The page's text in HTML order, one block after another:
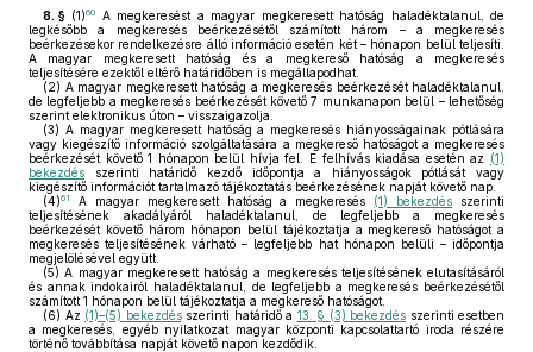
8. § (1)60
A megkeresést a magyar megkeresett hatóság haladéktalanul, de
legkésőbb a megkeresés beérkezésétől számított három – a megkeresés
beérkezésekor rendelkezésre álló információ esetén két – hónapon belül teljesíti.
A magyar megkeresett hatóság és a megkereső hatóság a megkeresés
teljesítésére ezektől eltérő határidőben is megállapodhat.
(2) A magyar megkeresett hatóság a megkeresés beérkezését haladéktalanul,
de legfeljebb a megkeresés beérkezését követő 7 munkanapon belül – lehetőség
szerint elektronikus úton – visszaigazolja.
(3) A magyar megkeresett hatóság a megkeresés hiányosságainak pótlására
vagy kiegészítő információ szolgáltatására a megkereső hatóságot a megkeresés
beérkezését követő 1 hónapon belül hívja fel. E felhívás kiadása esetén az (1)
bekezdés szerinti határidő kezdő időpontja a hiányosságok pótlását vagy
kiegészítő információt tartalmazó tájékoztatás beérkezésének napját követő nap.
(4)61 A magyar megkeresett hatóság a megkeresés (1) bekezdés szerinti
teljesítésének akadályáról haladéktalanul, de legfeljebb a megkeresés
beérkezését követő három hónapon belül tájékoztatja a megkereső hatóságot a
megkeresés teljesítésének várható – legfeljebb hat hónapon belüli – időpontja
megjelölésével együtt.
(5) A magyar megkeresett hatóság a megkeresés teljesítésének elutasításáról
és annak indokairól haladéktalanul, de legfeljebb a megkeresés beérkezésétől
számított 1 hónapon belül tájékoztatja a megkereső hatóságot.
(6) Az (1)–(5) bekezdésszerinti határidő a 13. § (3) bekezdés szerinti esetben
a megkeresés, egyéb nyilatkozat magyar központi kapcsolattartó iroda részére
történő továbbítása napját követő napon kezdődik.